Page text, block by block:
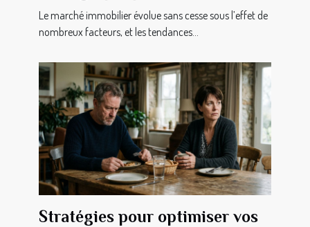
elles le marché immobilier ?
Le marché immobilier évolue sans cesse sous l’effet de
nombreux facteurs, et les tendances...
Stratégies pour optimiser vos